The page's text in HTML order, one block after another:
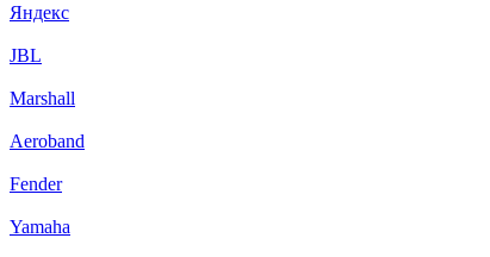
Яндекс
JBL
Marshall
Aeroband
Fender
Yamaha